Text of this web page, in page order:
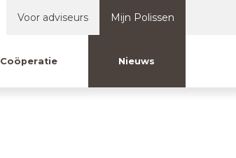
Voor adviseurs Mijn Polissen
Coöperatie Nieuws